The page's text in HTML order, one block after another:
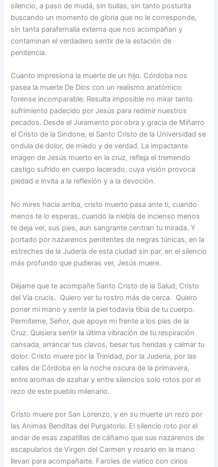
silencio, a paso de mudá, sin bullas, sin tanto posturita
buscando un momento de gloria que no le corresponde,
sin tanta parafernalia externa que nos acompañan y
contaminan el verdadero sentir de la estación de
penitencia.
Cuanto impresiona la muerte de un hijo. Córdoba nos
pasea la muerte De Dios con un realismo anatómico
forense incomparable. Resulta imposible no mirar tanto
sufrimiento padecido por Jesús para redimir nuestros
pecados. Desde el Juramento por obra y gracia de Miñarro
el Cristo de la Sindone, el Santo Cristo de la Universidad se
ondula de dolor, de miedo y de verdad. La impactante
imagen de Jesús muerto en la cruz, refleja el tremendo
castigo sufrido en cuerpo lacerado, cuya visión provoca
piedad e invita a la reflexión y a la devoción.
No mires hacia arriba, cristo muerto pasa ante ti, cuando
menos te lo esperas, cuando la niebla de incienso menos
te deja ver, sus pies, aun sangrante centran tu mirada. Y
portado por nazarenos penitentes de negras túnicas, en la
estreches de la Judería de esta ciudad sin par, en el silencio
más profundo que pudieras ver, Jesús muere.
Déjame que te acompañe Santo Cristo de la Salud, Cristo
del Vía crucis. Quiero ver tu rostro más de cerca. Quiero
poner mi mano y sentir la piel todavía tibia de tu cuerpo.
Permíteme, Señor, que apoye mi frente a los pies de la
Cruz. Quisiera sentir la última vibración de tu respiración
cansada, arrancar tus clavos, besar tus heridas y calmar tu
dolor. Cristo muere por la Trinidad, por la Judería, por las
calles de Córdoba en la noche oscura de la primavera,
entre aromas de azahar y entre silencios solo rotos por el
rezo de este pueblo milenario.
Cristo muere por San Lorenzo, y en su muerte un rezo por
las Animas Benditas del Purgatorio. El silencio roto por el
andar de esas zapatillas de cáñamo que sus nazarenos de
escapularios de Virgen del Carmen y rosario en la mano
llevan para acompañarte. Faroles de viatico con cirios